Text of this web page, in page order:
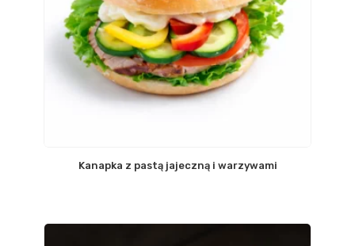
Kanapka z pastą jajeczną i warzywami